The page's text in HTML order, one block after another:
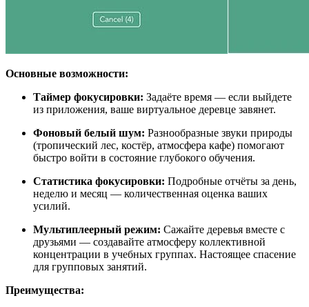
Основные возможности:
Таймер фокусировки: Задаёте время — если выйдете
из приложения, ваше виртуальное деревце завянет.
Фоновый белый шум: Разнообразные звуки природы
(тропический лес, костёр, атмосфера кафе) помогают
быстро войти в состояние глубокого обучения.
Статистика фокусировки: Подробные отчёты за день,
неделю и месяц — количественная оценка ваших
усилий.
Мультиплеерный режим: Сажайте деревья вместе с
друзьями — создавайте атмосферу коллективной
концентрации в учебных группах. Настоящее спасение
для групповых занятий.
Преимущества: